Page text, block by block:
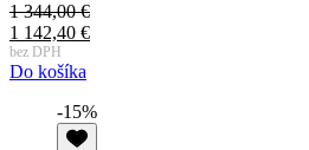
1 344,00€
Pôvodná
cena
bola:
344,00 €.
1 142,40 €
Aktuálna
cena
142,40 €.
bez DPH
Do košíka
-15%